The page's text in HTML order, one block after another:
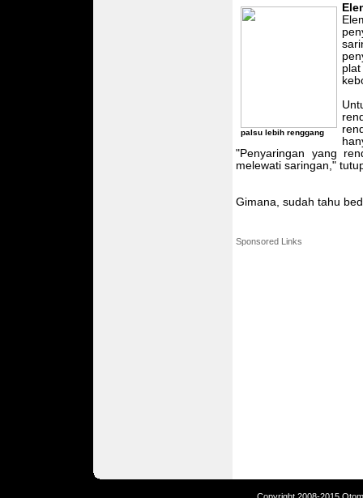
palsu lebih renggang
"Penyaringan yang
melewati saringan,"
Gimana, sudah tahu
Sponsored Links